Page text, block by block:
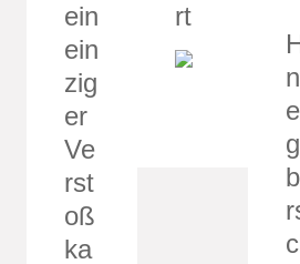
ein
ein
zig
er
Ve
rst
oß
ka
rt